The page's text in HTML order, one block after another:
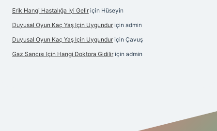
Erik Hangi Hastalığa Iyi Gelir için Hüseyin
Duyusal Oyun Kaç Yaş Için Uygundur için admin
Duyusal Oyun Kaç Yaş Için Uygundur için Çavuş
Gaz Sancısı Için Hangi Doktora Gidilir için admin